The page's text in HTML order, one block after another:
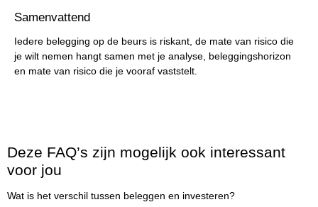
Samenvattend
Iedere belegging op de beurs is riskant, de mate van risico die
je wilt nemen hangt samen met je analyse, beleggingshorizon
en mate van risico die je vooraf vaststelt.
Deze FAQ’s zijn mogelijk ook interessant
voor jou
Wat is het verschil tussen beleggen en investeren?